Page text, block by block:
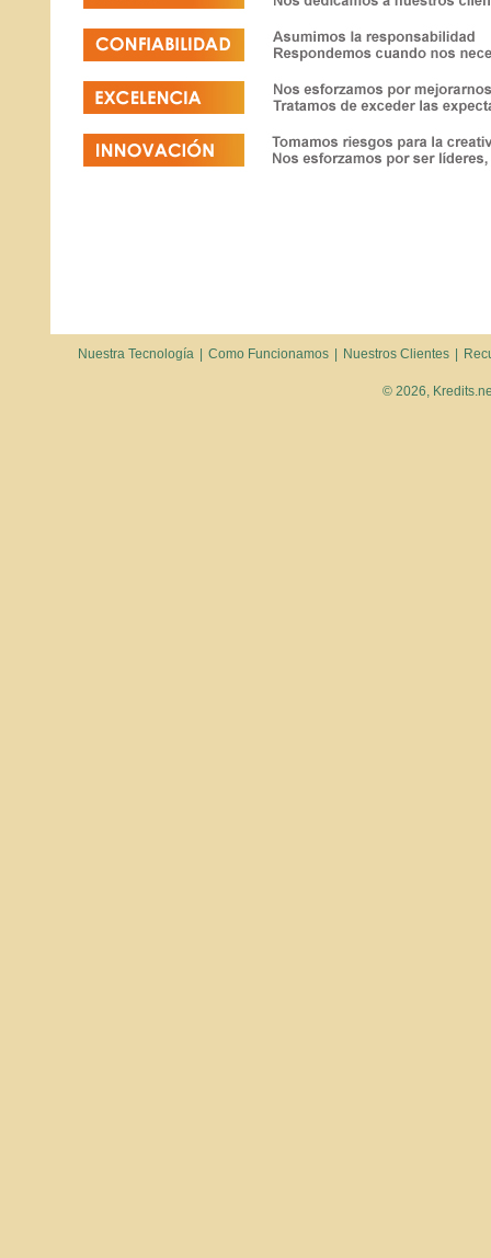
Nuestra Tecnología Como Funcionamos Nuestros Clientes
© 2026,